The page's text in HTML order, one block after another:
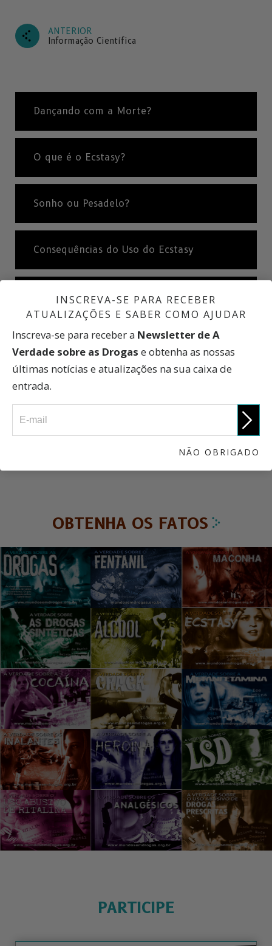
ANTERIOR
Informação Científica
Dançando com a Morte?
O que é o Ecstasy?
Sonho ou Pesadelo?
Consequências do Uso do Ecstasy
Efeitos de Curto e Longo Prazo
Posso Ficar Dependente do Ecstasy?
Informação Científica
A Verdade sobre as Drogas
OBTENHA OS FATOS
PARTICIPE
INSCREVA-SE PARA RECEBER
ATUALIZAÇÕES E SABER COMO AJUDAR
Inscreva-se para receber a Newsletter de A
Verdade sobre as Drogas e obtenha as nossas
últimas notícias e atualizações na sua caixa de
entrada.
NÃO OBRIGADO